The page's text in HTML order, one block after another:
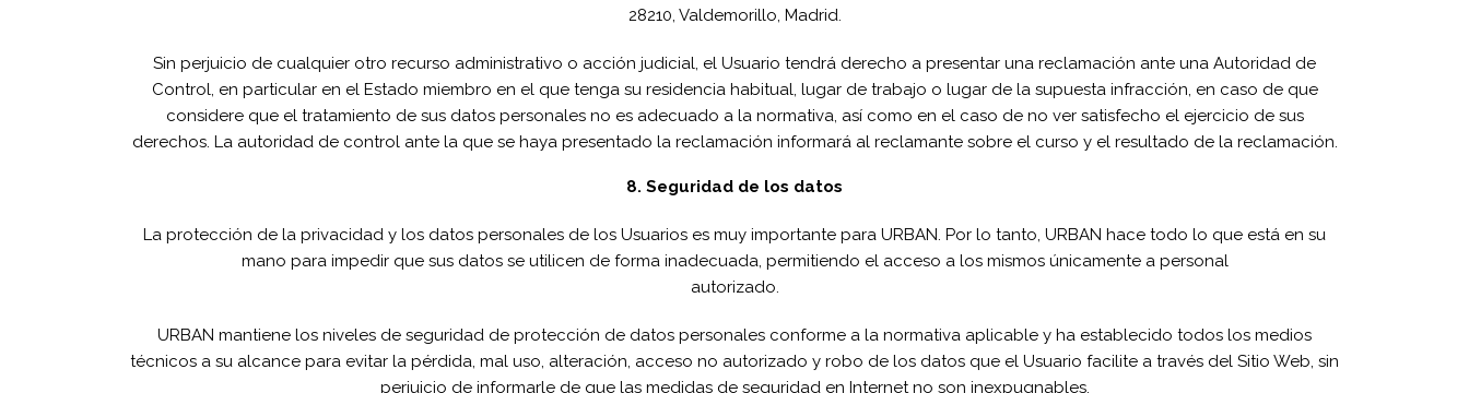
28210, Valdemorillo, Madrid.
Sin perjuicio de cualquier otro recurso administrativo o acción judicial, el Usuario tendrá derecho a presentar una reclamación ante una Autoridad de
Control, en particular en el Estado miembro en el que tenga su residencia habitual, lugar de trabajo o lugar de la supuesta infracción, en caso de que
considere que el tratamiento de sus datos personales no es adecuado a la normativa, así como en el caso de no ver satisfecho el ejercicio de sus
derechos. La autoridad de control ante la que se haya presentado la reclamación informará al reclamante sobre el curso y el resultado de la reclamación.
8. Seguridad de los datos
La protección de la privacidad y los datos personales de los Usuarios es muy importante para URBAN. Por lo tanto, URBAN hace todo lo que está en su
mano para impedir que sus datos se utilicen de forma inadecuada, permitiendo el acceso a los mismos únicamente a personal
autorizado.
URBAN mantiene los niveles de seguridad de protección de datos personales conforme a la normativa aplicable y ha establecido todos los medios
técnicos a su alcance para evitar la pérdida, mal uso, alteración, acceso no autorizado y robo de los datos que el Usuario facilite a través del Sitio Web, sin
perjuicio de informarle de que las medidas de seguridad en Internet no son inexpugnables.